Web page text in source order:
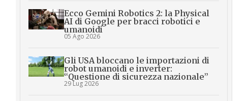
Ecco Gemini Robotics 2: la Physical
AI di Google per bracci robotici e
umanoidi
05 Ago 2026
Gli USA bloccano le importazioni di
robot umanoidi e inverter:
“Questione di sicurezza nazionale”
29 Lug 2026